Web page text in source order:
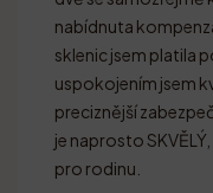
nabídnuta
sklenic jsem platila
uspokojením jsem
preciznější
je naprosto
pro rodinu.